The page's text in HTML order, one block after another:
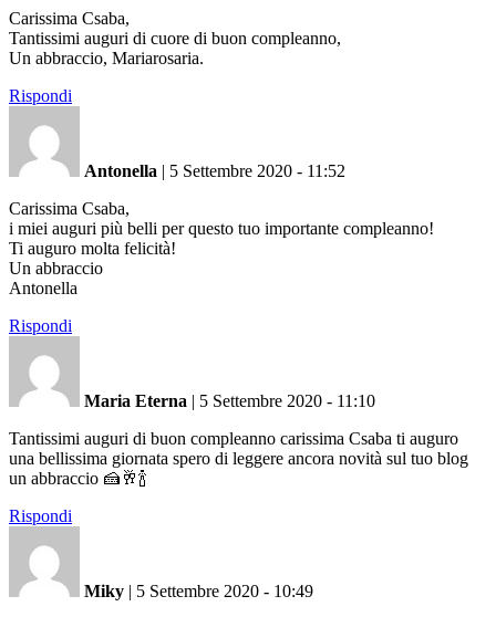
Carissima Csaba,
Tantissimi auguri di cuore di buon compleanno,
Un abbraccio, Mariarosaria.
Rispondi
Antonella | 5 Settembre 2020 - 11:52
Carissima Csaba,
i miei auguri più belli per questo tuo importante compleanno!
Ti auguro molta felicità!
Un abbraccio
Antonella
Rispondi
Maria Eterna | 5 Settembre 2020 - 11:10
Tantissimi auguri di buon compleanno carissima Csaba ti auguro
una bellissima giornata spero di leggere ancora novità sul tuo blog
un abbraccio 🍰🥂🍾
Rispondi
Miky | 5 Settembre 2020 - 10:49